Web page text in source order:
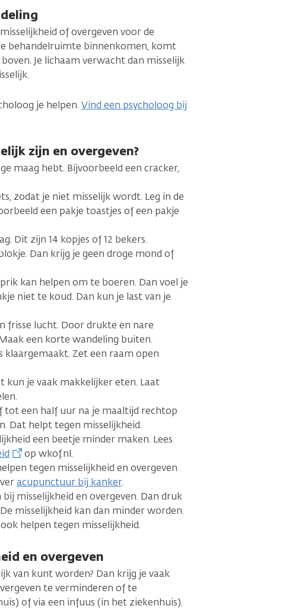
of overgeven voor de
behandelruimte binnenkomen, komt
Je lichaam verwacht dan misselijk
je helpen. Vind een psycholoog bij
zijn en overgeven?
maag hebt. Bijvoorbeeld een cracker,
zodat je niet misselijk wordt. Leg in de
een pakje toastjes of een pakje
Dit zijn 14 kopjes of 12 bekers.
Dan krijg je geen droge mond of
kan helpen om te boeren. Dan voel je
niet te koud. Dan kun je last van je
frisse lucht. Door drukte en nare
een korte wandeling buiten.
Zet een raam open
kun je vaak makkelijker eten. Laat
tot een half uur na je maaltijd rechtop
Dat helpt tegen misselijkheid.
een beetje minder maken. Lees
op wkof.nl.
tegen misselijkheid en overgeven
acupunctuur bij kanker.
bij misselijkheid en overgeven. Dan druk
misselijkheid kan dan minder worden.
helpen tegen misselijkheid.
en overgeven
van kunt worden? Dan krijg je vaak
te verminderen of te
of via een infuus (in het ziekenhuis).